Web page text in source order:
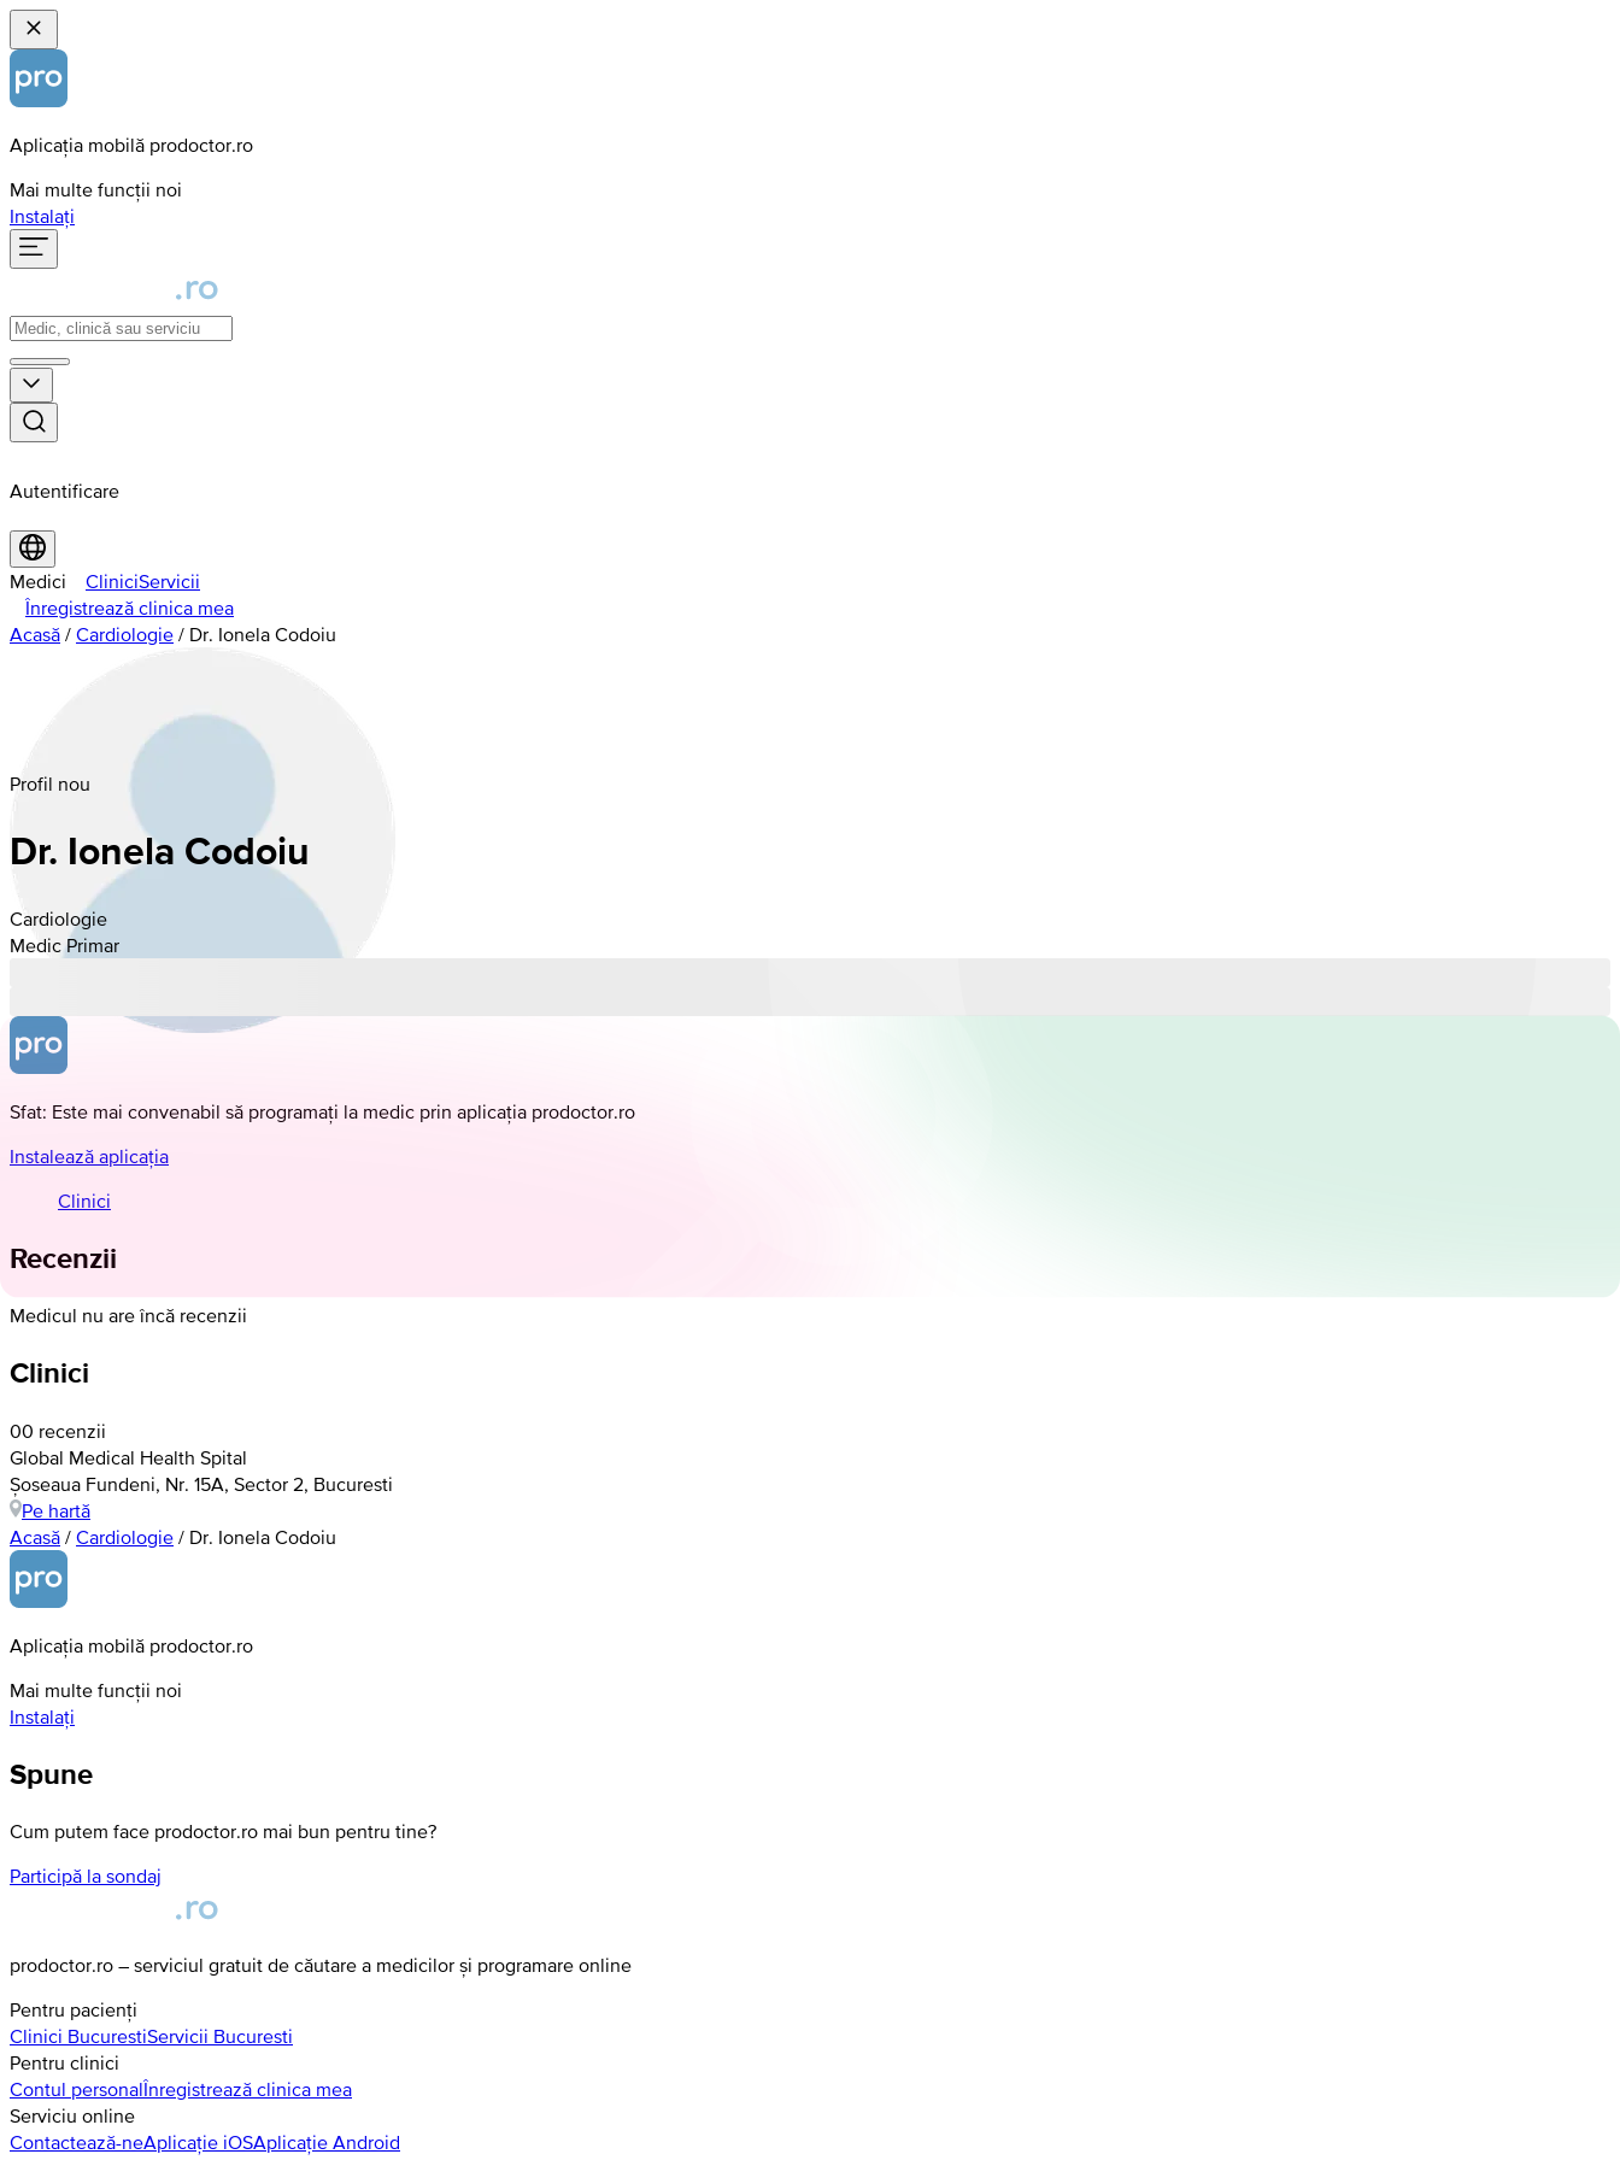
Aplicația mobilă prodoctor.ro
Mai multe funcții noi
Instalați
Autentificare
Medici CliniciServicii
Înregistrează clinica mea
Acasă / Cardiologie / Dr. Ionela Codoiu
Profil nou
Dr. Ionela Codoiu
Cardiologie
Medic Primar
Sfat: Este mai convenabil să programați la medic prin aplicația prodoctor.ro
Instalează aplicația
Clinici
Recenzii
Medicul nu are încă recenzii
Clinici
00 recenzii
Global Medical Health Spital
Șoseaua Fundeni, Nr. 15A, Sector 2, Bucuresti
Pe hartă
Acasă / Cardiologie / Dr. Ionela Codoiu
Aplicația mobilă prodoctor.ro
Mai multe funcții noi
Instalați
Spune
Cum putem face prodoctor.ro mai bun pentru tine?
Participă la sondaj
prodoctor.ro – serviciul gratuit de căutare a medicilor și programare online
Pentru pacienți
Clinici BucurestiServicii Bucuresti
Pentru clinici
Contul personalÎnregistrează clinica mea
Serviciu online
Contactează-neAplicație iOSAplicație Android